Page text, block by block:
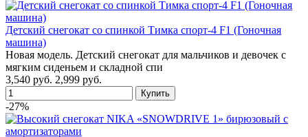
Детский cнегокат со спинкой Тимка спорт-4 F1 (Гоночная
машина)
Новая модель. Детский снегокат для мальчиков и девочек с
мягким сиденьем и складной спи
3,540 руб. 2,999 руб.
-27%